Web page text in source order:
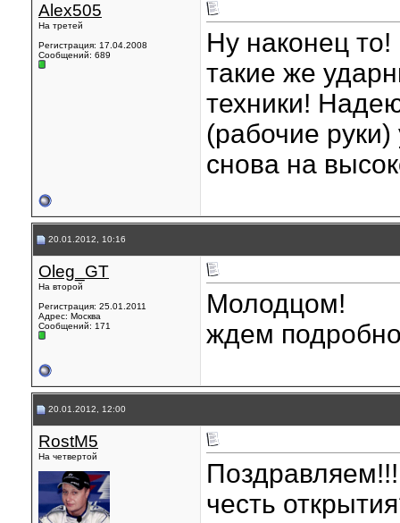
Alex505
На третей
Регистрация: 17.04.2008
Сообщений: 689
Ну наконец
такие же
техники!
(рабочие
снова на
20.01.2012, 10:16
Oleg_GT
На второй
Регистрация: 25.01.2011
Адрес: Москва
Сообщений: 171
Молодцом!
ждем
20.01.2012, 12:00
RostM5
На четвертой
честь